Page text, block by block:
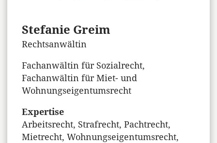
Stefanie Greim
Rechtsanwältin
Fachanwältin für Sozialrecht,
Fachanwältin für Miet- und
Wohnungseigentumsrecht
Expertise
Arbeitsrecht, Strafrecht, Pachtrecht,
Mietrecht, Wohnungseigentumsrecht,